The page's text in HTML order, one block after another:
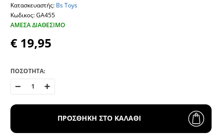
Κατασκευαστής: Bs Toys
Κωδικος: GA455
ΆΜΕΣΑ ΔΙΑΘΈΣΙΜΟ
€ 19,95
ΠΟΣΟΤΗΤΑ:
ΠΡΟΣΘΗΚΗ ΣΤΟ ΚΑΛΑΘΙ